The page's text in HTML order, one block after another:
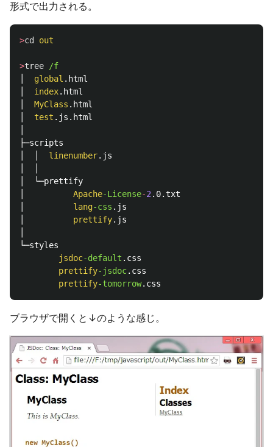
形式で出力される。
>cd out
>tree
global .html
index.html
MyClass .html
test .js.html
├─scripts
linenumber.js
│  └─prettify
Apache-License-2 .0.txt
lang-css .js
prettify.js
└─styles
jsdoc-default .css
prettify-jsdoc.css
prettify-tomorrow
ブラウザで開くと↓のような感じ。